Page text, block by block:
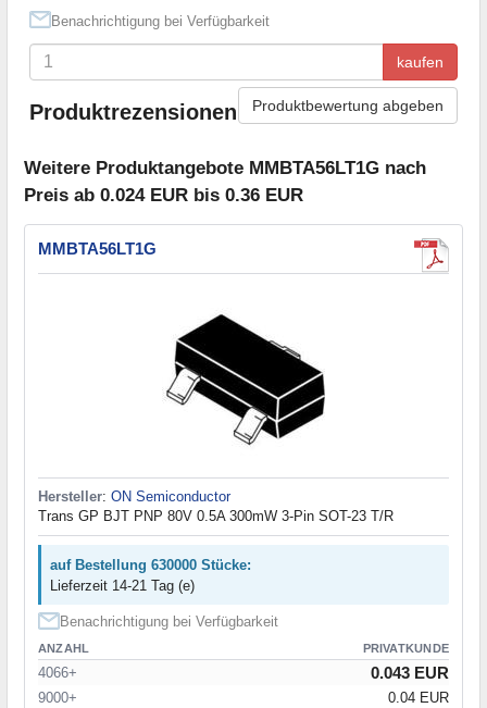
Benachrichtigung bei Verfügbarkeit
kaufen
Produktrezensionen Produktbewertung abgeben
Weitere Produktangebote MMBTA56LT1G nach
Preis ab 0.024 EUR bis 0.36 EUR
MMBTA56LT1G
Hersteller: ON Semiconductor
Trans GP BJT PNP 80V 0.5A 300mW 3-Pin SOT-23 T/R
auf Bestellung 630000 Stücke:
Lieferzeit 14-21 Tag (e)
Benachrichtigung bei Verfügbarkeit
ANZAHL PRIVATKUNDE
4066+ 0.043 EUR
9000+
0.04 EUR